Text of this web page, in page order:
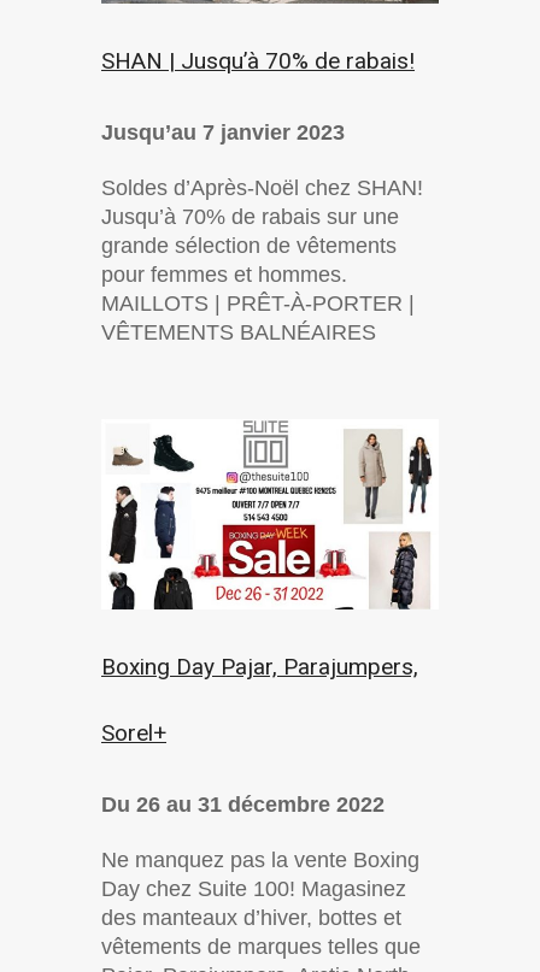
SHAN | Jusqu’à 70% de rabais!
Jusqu’au 7 janvier 2023
Soldes d’Après-Noël chez SHAN!
Jusqu’à 70% de rabais sur une
grande sélection de vêtements
pour femmes et hommes.
MAILLOTS | PRÊT-À-PORTER |
VÊTEMENTS BALNÉAIRES
Boxing Day Pajar, Parajumpers,
Sorel+
Du 26 au 31 décembre 2022
Ne manquez pas la vente Boxing
Day chez Suite 100! Magasinez
des manteaux d’hiver, bottes et
vêtements de marques telles que